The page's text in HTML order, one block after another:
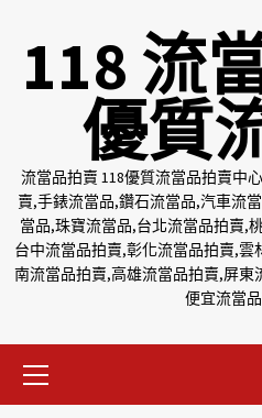
118 流
優質
流當品拍賣 118優質流當品拍賣中
賣,手錶流當品,鑽石流當品,汽車流
當品,珠寶流當品,台北流當品拍賣,
台中流當品拍賣,彰化流當品拍賣,
南流當品拍賣,高雄流當品拍賣,屏
便宜流當
Menu